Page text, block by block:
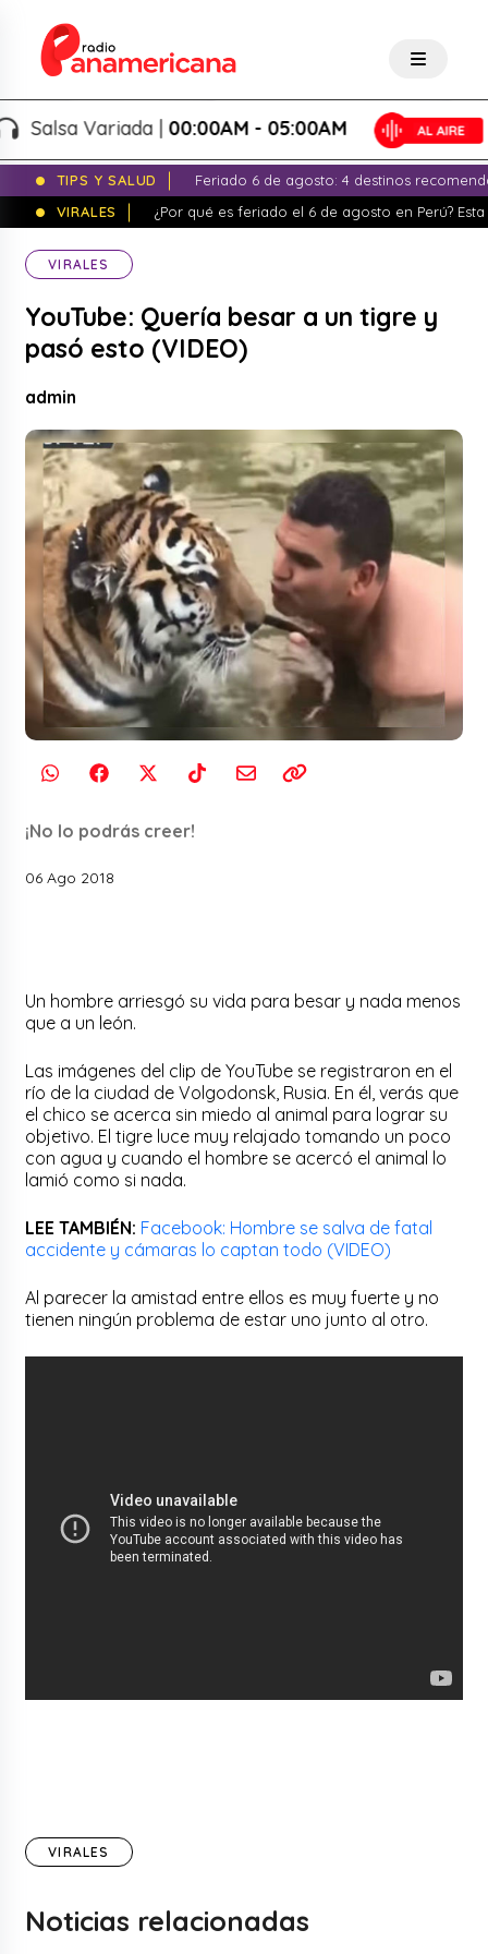
Variada |00:00AM - 05:00AM
TIPS Y SALUD
Feriado 6 de agosto: 4 destinos
VIRALES
¿Por qué es feriado el 6 de agosto en Perú?
VIRALES
YouTube: Quería besar a un tigre y
pasó esto (VIDEO)
admin
¡No lo podrás creer!
06 Ago 2018
Un hombre arriesgó su vida para besar y nada menos
que a un león.
Las imágenes del clip de YouTube se registraron en el
río de la ciudad de Volgodonsk, Rusia. En él, verás que
el chico se acerca sin miedo al animal para lograr su
objetivo. El tigre luce muy relajado tomando un poco
con agua y cuando el hombre se acercó el animal lo
lamió como si nada.
LEE TAMBIÉN: Facebook: Hombre se salva de fatal
accidente y cámaras lo captan todo (VIDEO)
Al parecer la amistad entre ellos es muy fuerte y no
tienen ningún problema de estar uno junto al otro.
VIRALES
Noticias relacionadas